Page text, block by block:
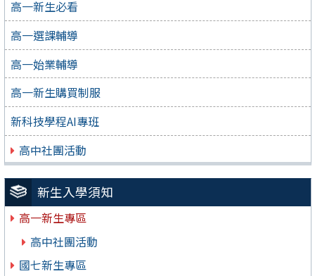
高一新生必看
高一選課輔導
高一始業輔導
高一新生購買制服
新科技學程AI專班
高中社團活動
新生入學須知
高一新生專區
高中社團活動
國七新生專區